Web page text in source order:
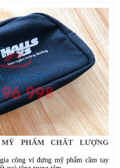
PHẨM CHẤT LƯỢNG
công ví đựng mỹ phẩm cầm tay